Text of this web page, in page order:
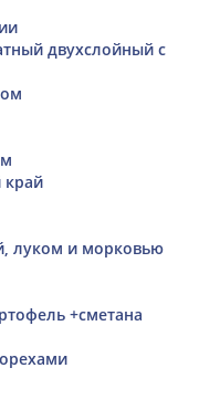
двухслойный с
луком и морковью
+сметана